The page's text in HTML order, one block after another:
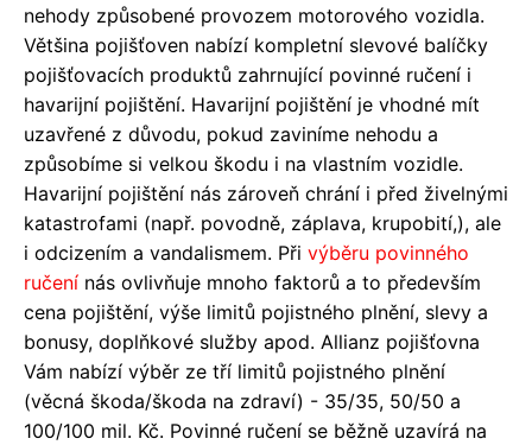
nehody způsobené provozem motorového vozidla.
Většina pojišťoven nabízí kompletní slevové balíčky
pojišťovacích produktů zahrnující povinné ručení i
havarijní pojištění. Havarijní pojištění je vhodné mít
uzavřené z důvodu, pokud zaviníme nehodu a
způsobíme si velkou škodu i na vlastním vozidle.
Havarijní pojištění nás zároveň chrání i před živelnými
katastrofami (např. povodně, záplava, krupobití,), ale
i odcizením a vandalismem. Při výběru povinného
ručení nás ovlivňuje mnoho faktorů a to především
cena pojištění, výše limitů pojistného plnění, slevy a
bonusy, doplňkové služby apod. Allianz pojišťovna
Vám nabízí výběr ze tří limitů pojistného plnění
(věcná škoda/škoda na zdraví) - 35/35, 50/50 a
100/100 mil. Kč. Povinné ručení se běžně uzavírá na